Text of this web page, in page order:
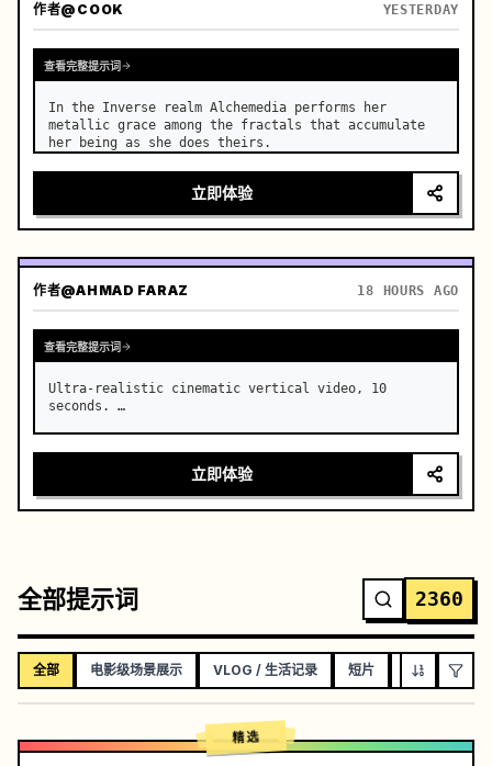
作者@COOK YESTERDAY
查看完整提示词
In the Inverse realm Alchemedia performs her
metallic grace among the fractals that accumulate
her being as she does theirs.
立即体验
作者@AHMAD FARAZ 18 HOURS AGO
查看完整提示词
Ultra-realistic cinematic vertical video, 10
seconds. …
立即体验
全部提示词 2360
全部 电影级场景展示 VLOG / 生活记录 短片 音乐视频
精选